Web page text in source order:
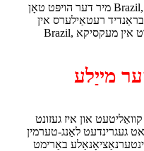
מיר דער הויפּט טאָן Brazil, מעקסיקא, רוסלאַנד, אייראָפּע און
רעטאַילערס אין
מייַלע
און איז געזונט
געגרינדעט לאַנג-טערמין
באַרימט